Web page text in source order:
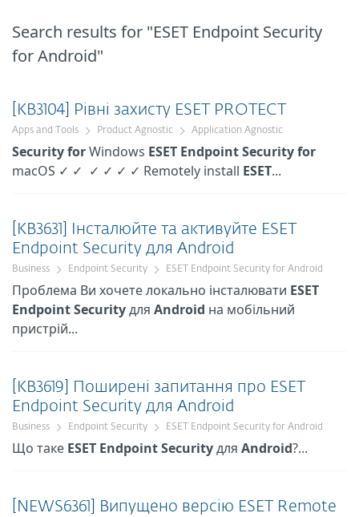
Search results for "ESET Endpoint Security
for Android"
[KB3104] Рівні захисту ESET PROTECT
Apps and Tools Product Agnostic Application Agnostic
SecurityforWindows ESET EndpointSecurityfor
macOS ✓ ✓ ✓ ✓ ✓ ✓ Remotely install ESET...
[KB3631] Інсталюйте та активуйте ESET
Endpoint Security для Android
Business Endpoint Security ESET Endpoint Security for Android
Проблема Ви хочете локально інсталювати ESET
EndpointSecurityдля Android на мобільний
пристрій...
[KB3619] Поширені запитання про ESET
Endpoint Security для Android
Business Endpoint Security ESET Endpoint Security for Android
Що таке ESET EndpointSecurityдля Android?...
[NEWS6361] Випущено версію ESET Remote